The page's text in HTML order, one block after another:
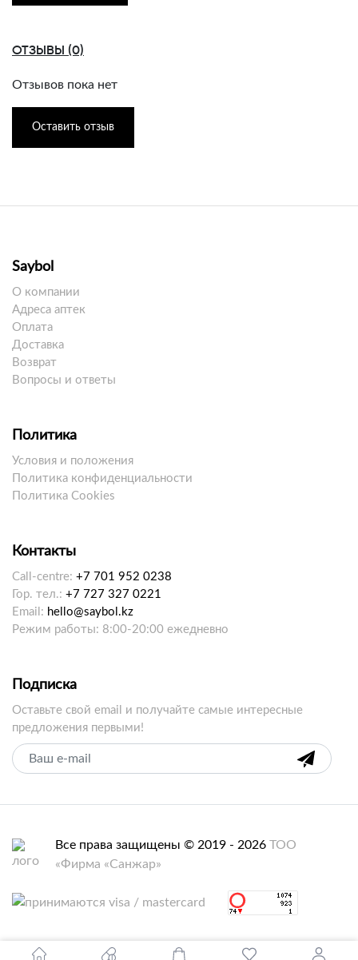
ОТЗЫВЫ (0)
Отзывов пока нет
Оставить отзыв
Saybol
О компании
Адреса аптек
Оплата
Доставка
Возврат
Вопросы и ответы
Политика
Условия и положения
Политика конфиденциальности
Политика Cookies
Контакты
Call-centre: +7 701 952 0238
Гор. тел.: +7 727 327 0221
Email: hello@saybol.kz
Режим работы: 8:00-20:00 ежедневно
Подписка
Оставьте свой email и получайте самые интересные
предложения первыми!
Все права защищены © 2019 - 2026 ТОО
«Фирма «Санжар»